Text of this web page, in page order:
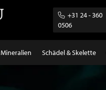
+31 24 - 360
0506
Mineralien Schädel & Skelette